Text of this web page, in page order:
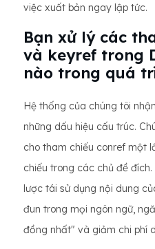
việc xuất bản ngay lập tức.
Bạn xử lý các
và keyref trong
nào trong quá
Hệ thống của chúng tôi
những dấu hiệu cấu trúc.
cho tham chiếu conref một
chiếu trong các chủ đề
lược tái sử dụng nội dung
đun trong mọi ngôn ngữ,
đồng nhất" và giảm chi phí